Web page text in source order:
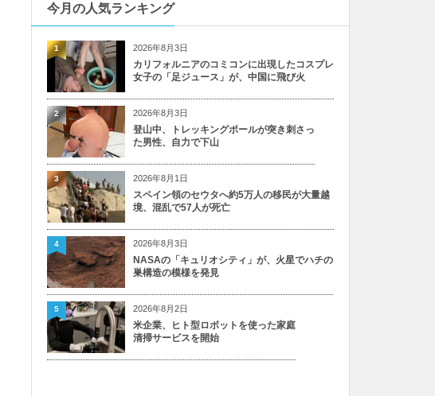
今月の人気ランキング
2026年8月3日
カリフォルニアのコミコンに出現したコスプレ
女子の「足ジュース」が、中国に飛び火
1
2026年8月3日
登山中、トレッキングポールが突き刺さっ
た男性、自力で下山
2
2026年8月1日
スペイン領のセウタへ約5万人の移民が大量越
境、混乱で57人が死亡
3
2026年8月3日
NASAの「キュリオシティ」が、火星でハチの
巣構造の模様を発見
4
2026年8月2日
米企業、ヒト型ロボットを使った家庭
清掃サービスを開始
5